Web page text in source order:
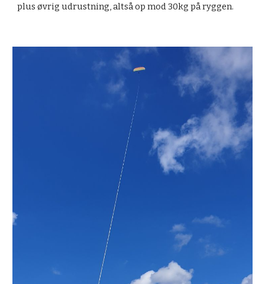
plus øvrig udrustning, altså op mod 30kg på ryggen.